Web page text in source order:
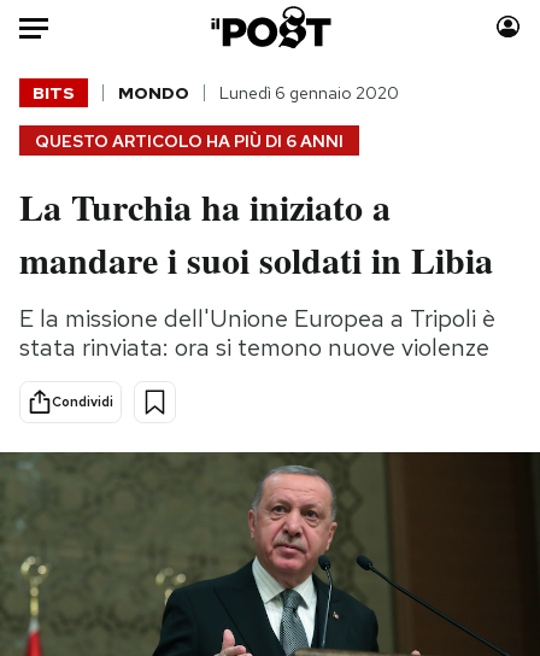
Auto
HOME
Italia
Politica
Tecnologia
Internet
Cultura
Moda
Consumismi
Storie/Idee
Ok Boomer!
Mondiali calcio 2026
QUESTO ARTICOLO HA PIÙ DI 6 ANNI
BITS MONDO Lunedì 6 gennaio 2020
La Turchia ha iniziato a
mandare i suoi soldati in Libia
E la missione dell'Unione Europea a Tripoli è
stata rinviata: ora si temono nuove violenze
Condividi